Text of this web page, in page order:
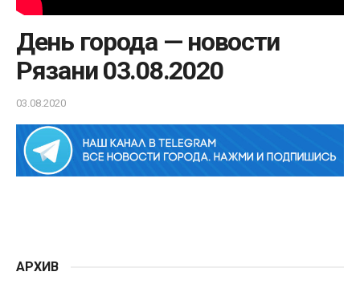
День города — новости
Рязани 03.08.2020
03.08.2020
АРХИВ